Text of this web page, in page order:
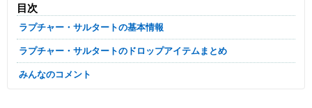
目次
ラプチャー・サルタートの基本情報
ラプチャー・サルタートのドロップアイテムまとめ
みんなのコメント